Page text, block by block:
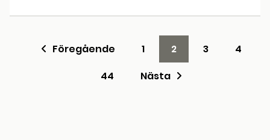
Föregående 1 2 3
4
44
Nästa